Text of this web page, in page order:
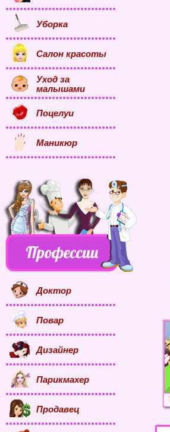
Уборка
Салон красоты
Уход за
малышами
Поцелуи
Маникюр
Доктор
Повар
Дизайнер
Парикмахер
Продавец